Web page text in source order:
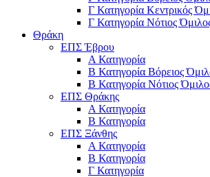
Γ Κατηγορία Κεντρικός
Γ Κατηγορία Νότιος
Θράκη
ΕΠΣ Έβρου
Α Κατηγορία
Β Κατηγορία Βόρειος
Β Κατηγορία Νότιος
ΕΠΣ Θράκης
Α Κατηγορία
Β Κατηγορία
ΕΠΣ Ξάνθης
Α Κατηγορία
Β Κατηγορία
Γ Κατηγορία